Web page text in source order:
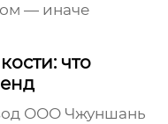
— иначе
что
ООО Чжуншань